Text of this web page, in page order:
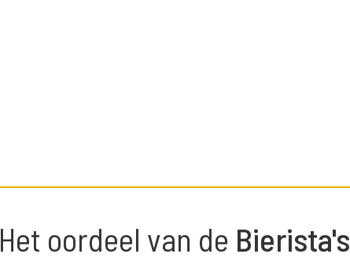
Het oordeel van de Bierista's